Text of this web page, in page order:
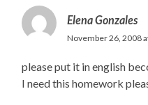
Elena Gonzales
November 26, 2008
please put it in english
I need this homework